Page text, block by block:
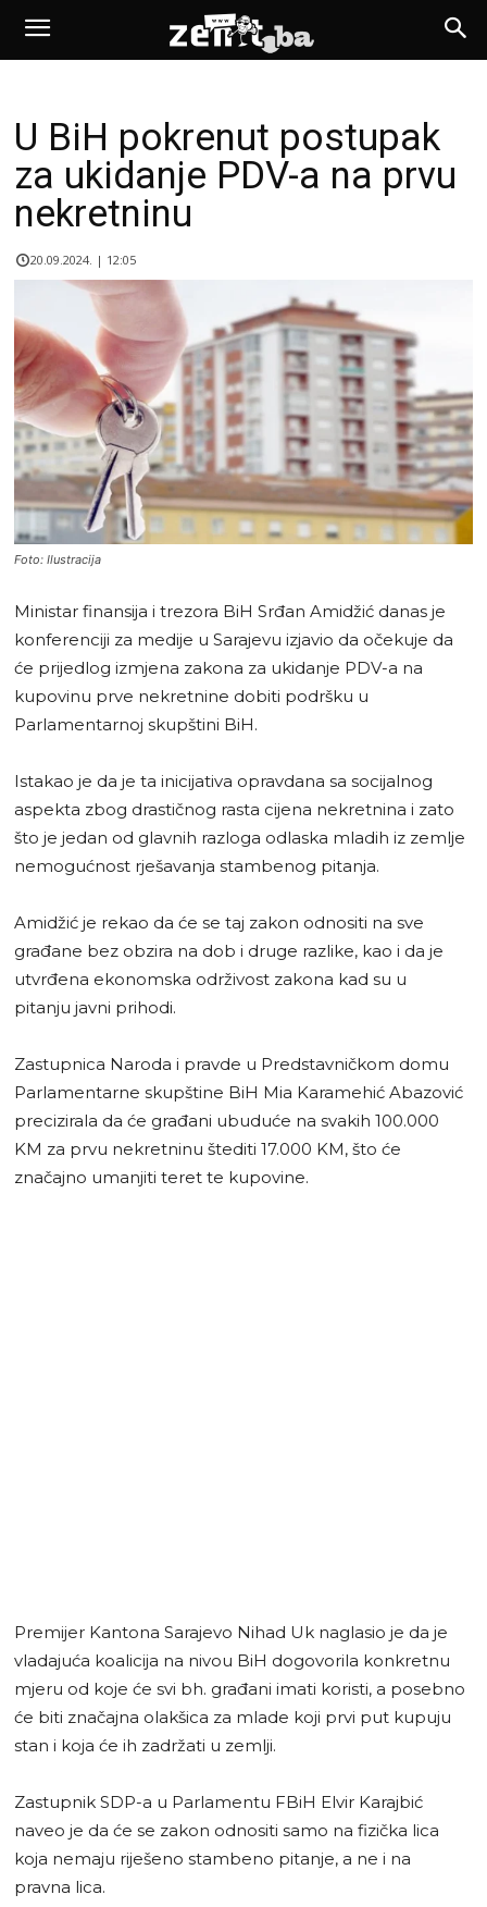
U BiH pokrenut postupak
za ukidanje PDV-a na prvu
nekretninu
20.09.2024. | 12:05
Foto: Ilustracija
Ministar finansija i trezora BiH Srđan Amidžić danas je
konferenciji za medije u Sarajevu izjavio da očekuje da
će prijedlog izmjena zakona za ukidanje PDV-a na
kupovinu prve nekretnine dobiti podršku u
Parlamentarnoj skupštini BiH.
Istakao je da je ta inicijativa opravdana sa socijalnog
aspekta zbog drastičnog rasta cijena nekretnina i zato
što je jedan od glavnih razloga odlaska mladih iz zemlje
nemogućnost rješavanja stambenog pitanja.
Amidžić je rekao da će se taj zakon odnositi na sve
građane bez obzira na dob i druge razlike, kao i da je
utvrđena ekonomska održivost zakona kad su u
pitanju javni prihodi.
Zastupnica Naroda i pravde u Predstavničkom domu
Parlamentarne skupštine BiH Mia Karamehić Abazović
precizirala da će građani ubuduće na svakih 100.000
KM za prvu nekretninu štediti 17.000 KM, što će
značajno umanjiti teret te kupovine.
Premijer Kantona Sarajevo Nihad Uk naglasio je da je
vladajuća koalicija na nivou BiH dogovorila konkretnu
mjeru od koje će svi bh. građani imati koristi, a posebno
će biti značajna olakšica za mlade koji prvi put kupuju
stan i koja će ih zadržati u zemlji.
Zastupnik SDP-a u Parlamentu FBiH Elvir Karajbić
naveo je da će se zakon odnositi samo na fizička lica
koja nemaju riješeno stambeno pitanje, a ne i na
pravna lica.